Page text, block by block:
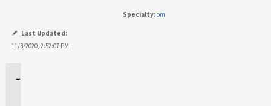
Specialty:om
Last Updated:
11/3/2020, 2:52:07 PM